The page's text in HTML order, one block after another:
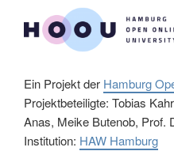
Ein Projekt der Hamburg
Projektbeteiligte: Tobias
Anas, Meike Butenob, Prof.
Institution: HAW Hamburg